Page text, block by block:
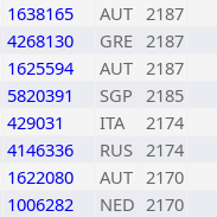
1638165 AUT 2187
4268130 GRE 2187
1625594 AUT 2187
5820391 SGP 2185
429031 ITA 2174
4146336 RUS 2174
1622080 AUT 2170
1006282 NED 2170